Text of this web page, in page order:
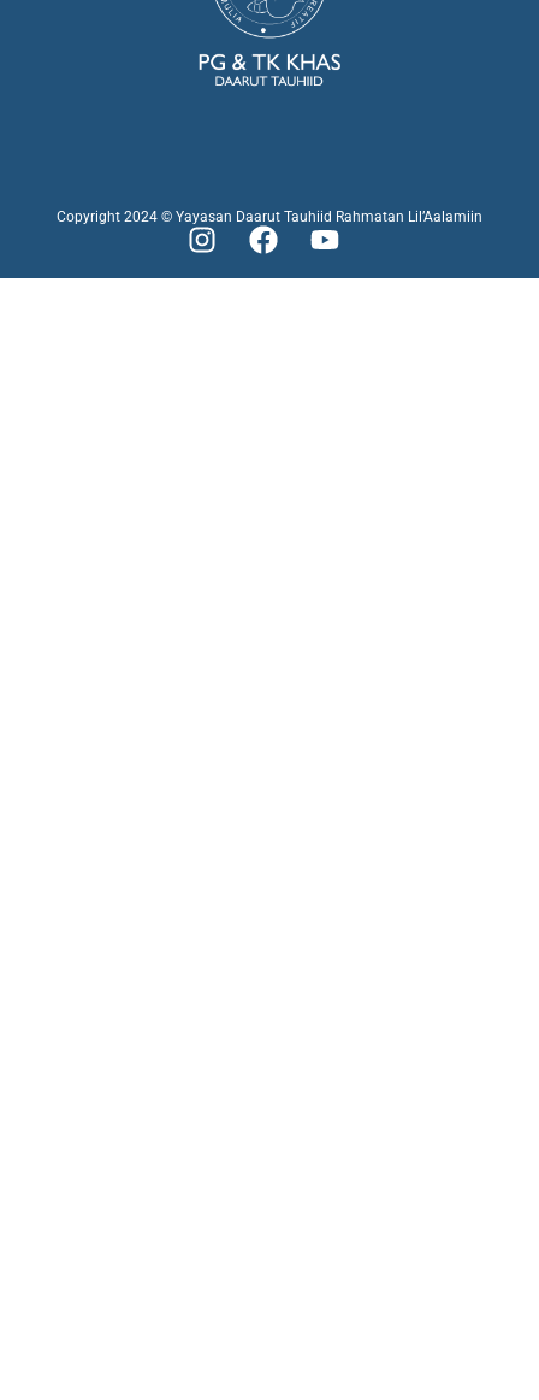
Copyright 2024 © Yayasan Daarut Tauhiid Rahmatan Lil’Aalamiin